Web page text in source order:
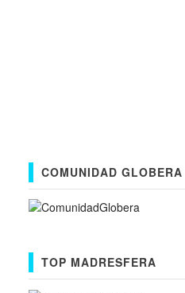
COMUNIDAD GLOBERA
TOP MADRESFERA